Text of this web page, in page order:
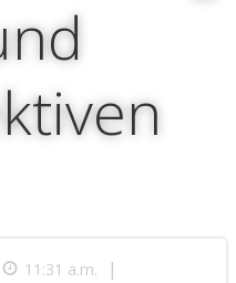
11:31 a.m. |